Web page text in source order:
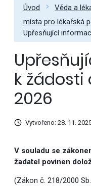
Úvod Věda a
místa pro lékařská
Upřesňující
k žádosti
2026
Vytvořeno: 28. 11.
V souladu se
žadatel povinen
(Zákon č. 218/2000